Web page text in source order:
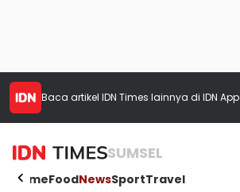
Baca artikel IDN Times lainnya di IDN App
SUMSEL
HomeFoodNewsSportTravel